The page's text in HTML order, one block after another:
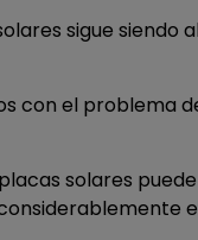
sigue siendo
con el problema
solares